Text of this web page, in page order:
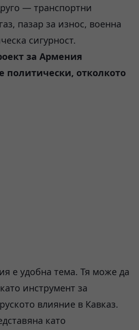
— транспортни
пазар за износ, военна
сигурност.
за Армения
политически, отколкото
е удобна тема. Тя може да
инструмент за
влияние в Кавказ.
като